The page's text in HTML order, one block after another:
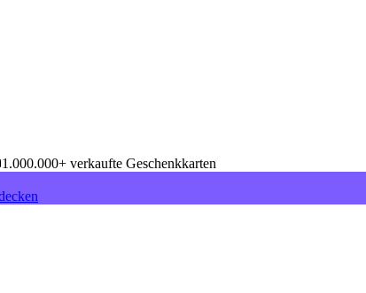
1.000.000+ verkaufte Geschenkkarten